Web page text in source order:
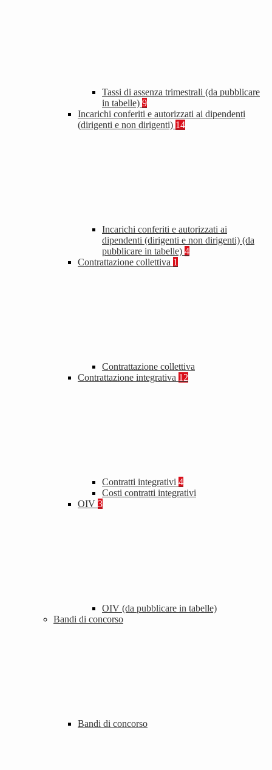
Tassi di assenza trimestrali (da pubblicare
in tabelle) 9
Incarichi conferiti e autorizzati ai dipendenti
(dirigenti e non dirigenti) 14
Incarichi conferiti e autorizzati ai
dipendenti (dirigenti e non dirigenti) (da
pubblicare in tabelle) 4
Contrattazione collettiva 1
Contrattazione collettiva
Contrattazione integrativa 12
Contratti integrativi 4
Costi contratti integrativi
OIV 3
OIV (da pubblicare in tabelle)
Bandi di concorso
Bandi di concorso